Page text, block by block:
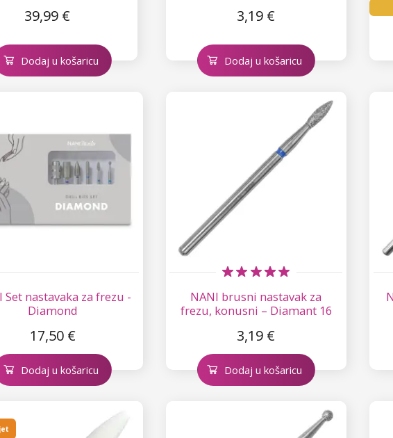
39,99 €
Dodaj u košaricu
3,19 €
Dodaj u košaricu
Set nastavaka za frezu -
Diamond
17,50 €
Dodaj u košaricu
NANI brusni nastavak za
frezu, konusni – Diamant 16
3,19 €
Dodaj u košaricu